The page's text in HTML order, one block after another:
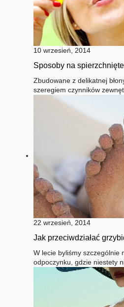
10 wrzesień, 2014
Sposoby na
Zbudowane z delikatnej
szeregiem czynników
22 wrzesień, 2014
Jak przeciwdziałać
W lecie byliśmy szczególnie
odpoczynku, gdzie niestety